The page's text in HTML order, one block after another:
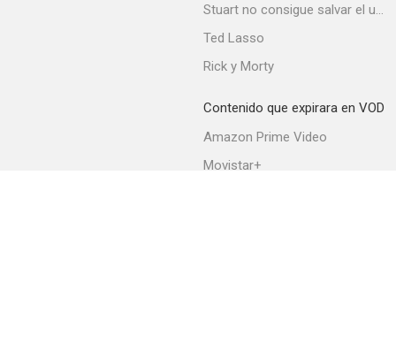
Stuart no consigue salvar el universo
Ted Lasso
Rick y Morty
Contenido que expirara en VOD
Amazon Prime Video
Movistar+